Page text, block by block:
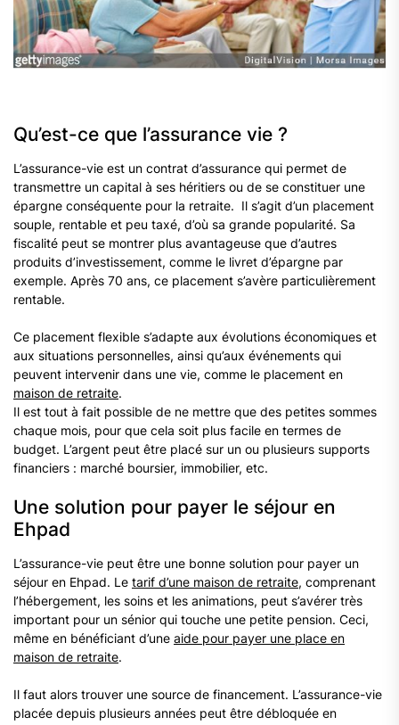
Qu’est-ce que l’assurance vie ?
L’assurance-vie est un contrat d’assurance qui permet de
transmettre un capital à ses héritiers ou de se constituer une
épargne conséquente pour la retraite. Il s’agit d’un placement
souple, rentable et peu taxé, d’où sa grande popularité. Sa
fiscalité peut se montrer plus avantageuse que d’autres
produits d’investissement, comme le livret d’épargne par
exemple. Après 70 ans, ce placement s’avère particulièrement
rentable.
Ce placement flexible s’adapte aux évolutions économiques et
aux situations personnelles, ainsi qu’aux événements qui
peuvent intervenir dans une vie, comme le placement en
maison de retraite.
Il est tout à fait possible de ne mettre que des petites sommes
chaque mois, pour que cela soit plus facile en termes de
budget. L’argent peut être placé sur un ou plusieurs supports
financiers : marché boursier, immobilier, etc.
Une solution pour payer le séjour en
Ehpad
L’assurance-vie peut être une bonne solution pour payer un
séjour en Ehpad. Le tarif d’une maison de retraite, comprenant
l’hébergement, les soins et les animations, peut s’avérer très
important pour un sénior qui touche une petite pension. Ceci,
même en bénéficiant d’une aide pour payer une place en
maison de retraite.
Il faut alors trouver une source de financement. L’assurance-vie
placée depuis plusieurs années peut être débloquée en